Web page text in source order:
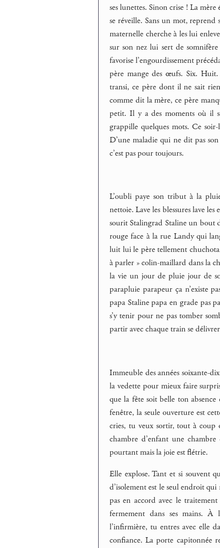
ses lunettes. Sinon crise ! La mère
se réveille. Sans un mot, reprend
maternelle cherche à les lui
sur son nez lui sert de
favorise l’engourdissement
père mange des œufs. Six.
transi, ce père dont il ne sait
comme dit la mère, ce père
petit. Il y a des moments où il
grappille quelques mots. Ce
D’une maladie qui ne dit pas
c’est pas pour toujours.
L’oubli paye son tribut à la
nettoie. Lave les blessures lave
sourit Stalingrad Staline un bout
rouge face à la rue Landy qui
luit lui le père tellement
à parler » colin-maillard dans la
la vie un jour de pluie jour de
parapluie parapeur ça n’existe
papa Staline papa en grade pas
s’y tenir pour ne pas tomber
partir avec chaque train se
Immeuble des années soixante-
la vedette pour mieux faire
que la fête soit belle ton absence
fenêtre, la seule ouverture est
cries, tu veux sortir, tout à coup
chambre d’enfant une chambre
pourtant mais la joie est flétrie.
Elle explose. Tant et si souvent
d’isolement est le seul endroit
pas en accord avec le
fermement dans ses mains. À
l’infirmière, tu entres avec elle
confiance. La porte capitonnée